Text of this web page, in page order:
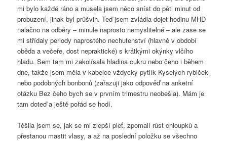
mi bylo každé ráno a musela jsem něco sníst do pěti minut od
probuzení, jinak byl průšvih. Teď jsem zvládla dojet hodinu MHD
nalačno na odběry – minule naprosto nemyslitelné – ale zase se
mi střídaly periody naprostého nechutenství (hlavně v období
oběda a večeře, dost nepraktické) s krátkými okýnky vlčího
hladu. Sem tam mi zakolísala hladina cukru nebo čeho i během
dne, takže jsem měla v kabelce vždycky pytlík Kyselých rybiček
nebo podobných bonbonů (zařazuji jako odpověď na anketní
otázku Bez čeho bych se v prvním trimestru neobešla). Mám je
tam doteď a ještě pořád se hodí.
Těšila jsem se, jak se mi zlepší pleť, zpomalí růst chloupků a
přestanou mastit vlasy, a až na poslední položku se všechno